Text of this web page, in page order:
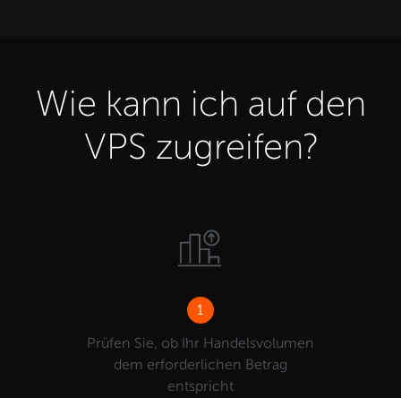
Wie kann ich auf den
VPS zugreifen?
1
Prüfen Sie, ob Ihr Handelsvolumen
dem erforderlichen Betrag
entspricht